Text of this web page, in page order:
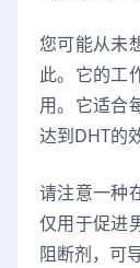
您可能从未
此。它的工
用。它适合
达到DHT的
请注意一种
仅用于促进
阻断剂，可